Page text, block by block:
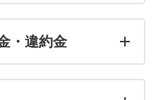
・違約金